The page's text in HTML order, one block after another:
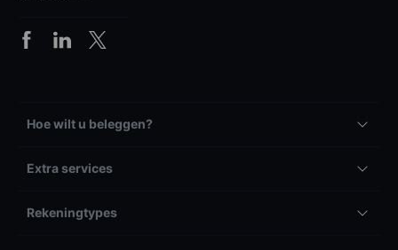
Hoe wilt u beleggen?
Extra services
Rekeningtypes